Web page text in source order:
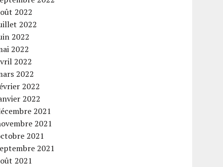
2022
2022
2022
2022
2022
2022
2022
2022
2021
2021
2021
2021
2021